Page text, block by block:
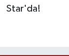
Star'da!